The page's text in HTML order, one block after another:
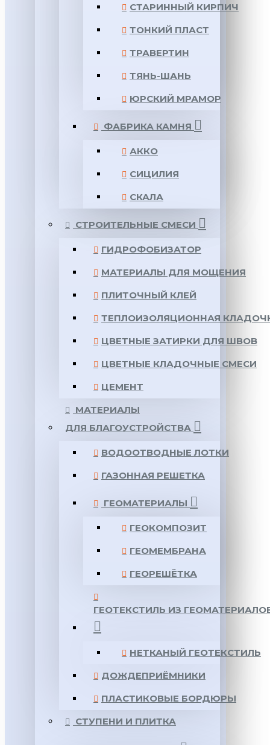
СТАРИННЫЙ КИРПИЧ
ТОНКИЙ ПЛАСТ
ТРАВЕРТИН
ТЯНЬ-ШАНЬ
ЮРСКИЙ МРАМОР
ФАБРИКА КАМНЯ
АККО
СИЦИЛИЯ
СКАЛА
СТРОИТЕЛЬНЫЕ СМЕСИ
ГИДРОФОБИЗАТОР
МАТЕРИАЛЫ ДЛЯ МОЩЕНИЯ
ПЛИТОЧНЫЙ КЛЕЙ
ТЕПЛОИЗОЛЯЦИОННАЯ
ЦВЕТНЫЕ ЗАТИРКИ ДЛЯ ШВОВ
ЦВЕТНЫЕ КЛАДОЧНЫЕ СМЕСИ
ЦЕМЕНТ
МАТЕРИАЛЫ
ДЛЯ БЛАГОУСТРОЙСТВА
ВОДООТВОДНЫЕ ЛОТКИ
ГАЗОННАЯ РЕШЕТКА
ГЕОМАТЕРИАЛЫ
ГЕОКОМПОЗИТ
ГЕОМЕМБРАНА
ГЕОРЕШЁТКА
ГЕОТЕКСТИЛЬ ИЗ
НЕТКАНЫЙ ГЕОТЕКСТИЛЬ
ДОЖДЕПРИЁМНИКИ
ПЛАСТИКОВЫЕ БОРДЮРЫ
СТУПЕНИ И ПЛИТКА